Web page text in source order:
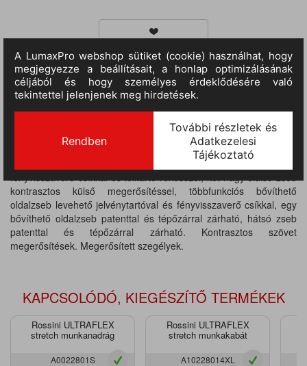
TERMÉKINFORMÁCIÓ
Anyaga: 98% pamutvászon / 2% elasztán, anyagvastagság 270
g/m2. Egész évszakban használható rugalamas (Stretch) vászon
mellesnadrág, nagyméretű vesevédő, elasztikus kantárok,
automata záródású csatokkal. Kényelmes oldalsó nyílás cipzárral
és tépőzárral. Dupla mellzseb, az egyik cipzárral, a másik
fényvisszaverő csíkkal és tolltartó rekesszel, két nagy elülső zseb
kontrasztos külső megerősítéssel, többfunkciós bővíthető
oldalzseb levehető jelvénytartóval és fényvisszaverő csíkkal, egy
bővíthető oldalzseb patenttal és tépőzárral zárható, hátsó zseb
patenttal és tépőzárral zárható. Kontrasztos szövet
megerősítések. Megerősített szegélyek.
KAPCSOLÓDÓ, KIEGÉSZÍTŐ TERMÉKEK
Rossini ULTRAFLEX
stretch munkanadrág
A0022801S
Rossini ULTRAFLEX
stretch munkakabát
A10228014XL